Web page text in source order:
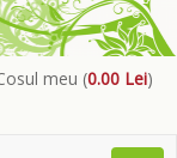
meu (0.00 Lei)